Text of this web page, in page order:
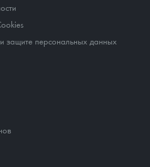
защите персональных данных